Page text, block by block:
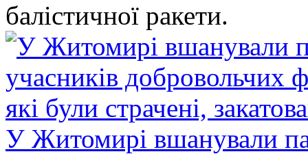
балістичної ракети.
У Житомирі вшанували